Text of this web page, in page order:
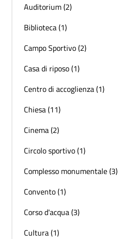
Auditorium (2)
Biblioteca (1)
Campo Sportivo (2)
Casa di riposo (1)
Centro di accoglienza (1)
Chiesa (11)
Cinema (2)
Circolo sportivo (1)
Complesso monumentale (3)
Convento (1)
Corso d'acqua (3)
Cultura (1)